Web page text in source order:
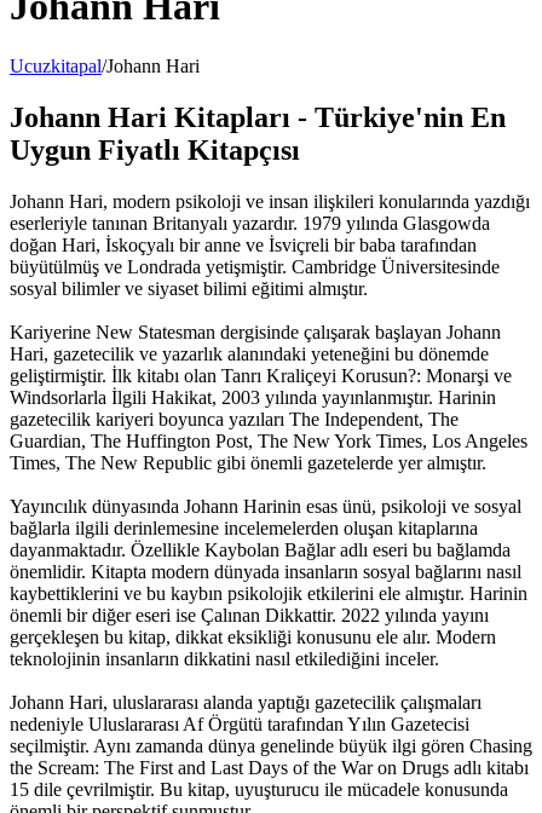
Ucuzkitapal/Johann Hari
Johann Hari Kitapları - Türkiye'nin En
Uygun Fiyatlı Kitapçısı
Johann Hari, modern psikoloji ve insan ilişkileri konularında yazdığı
eserleriyle tanınan Britanyalı yazardır. 1979 yılında Glasgowda
doğan Hari, İskoçyalı bir anne ve İsviçreli bir baba tarafından
büyütülmüş ve Londrada yetişmiştir. Cambridge Üniversitesinde
sosyal bilimler ve siyaset bilimi eğitimi almıştır.
Kariyerine New Statesman dergisinde çalışarak başlayan Johann
Hari, gazetecilik ve yazarlık alanındaki yeteneğini bu dönemde
geliştirmiştir. İlk kitabı olan Tanrı Kraliçeyi Korusun?: Monarşi ve
Windsorlarla İlgili Hakikat, 2003 yılında yayınlanmıştır. Harinin
gazetecilik kariyeri boyunca yazıları The Independent, The
Guardian, The Huffington Post, The New York Times, Los Angeles
Times, The New Republic gibi önemli gazetelerde yer almıştır.
Yayıncılık dünyasında Johann Harinin esas ünü, psikoloji ve sosyal
bağlarla ilgili derinlemesine incelemelerden oluşan kitaplarına
dayanmaktadır. Özellikle Kaybolan Bağlar adlı eseri bu bağlamda
önemlidir. Kitapta modern dünyada insanların sosyal bağlarını nasıl
kaybettiklerini ve bu kaybın psikolojik etkilerini ele almıştır. Harinin
önemli bir diğer eseri ise Çalınan Dikkattir. 2022 yılında yayını
gerçekleşen bu kitap, dikkat eksikliği konusunu ele alır. Modern
teknolojinin insanların dikkatini nasıl etkilediğini inceler.
Johann Hari, uluslararası alanda yaptığı gazetecilik çalışmaları
nedeniyle Uluslararası Af Örgütü tarafından Yılın Gazetecisi
seçilmiştir. Aynı zamanda dünya genelinde büyük ilgi gören Chasing
the Scream: The First and Last Days of the War on Drugs adlı kitabı
15 dile çevrilmiştir. Bu kitap, uyuşturucu ile mücadele konusunda